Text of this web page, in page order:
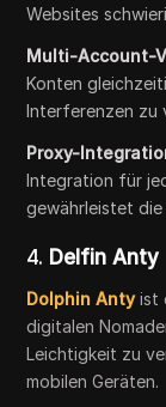
Websites
Multi-Account-
Konten
Interferenzen zu
Proxy-
Integration für
gewährleistet
4. Delfin Anty
Dolphin Antyist
digitalen
Leichtigkeit zu
mobilen Geräten.